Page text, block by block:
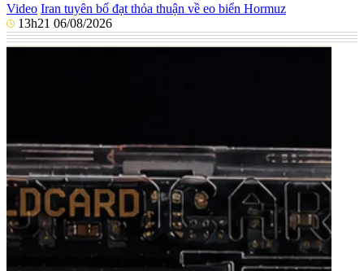
Video Iran tuyên bố đạt thỏa thuận về eo biển Hormuz
13h21 06/08/2026